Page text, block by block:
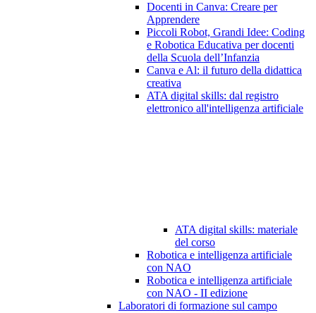
Docenti in Canva: Creare per
Apprendere
Piccoli Robot, Grandi Idee: Coding
e Robotica Educativa per docenti
della Scuola dell’Infanzia
Canva e Al: il futuro della didattica
creativa
ATA digital skills: dal registro
elettronico all'intelligenza artificiale
ATA digital skills: materiale
del corso
Robotica e intelligenza artificiale
con NAO
Robotica e intelligenza artificiale
con NAO - II edizione
Laboratori di formazione sul campo